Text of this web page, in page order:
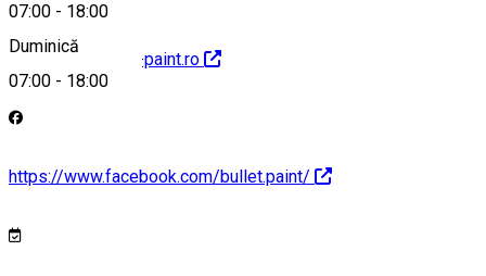
07:00 - 18:00
Duminică
07:00 - 18:00
http://www.bullet-paint.ro
https://www.facebook.com/bullet.paint/